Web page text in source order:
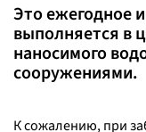
Это ежегодное
выполняется в
наносимого
сооружениями.
К сожалению, при